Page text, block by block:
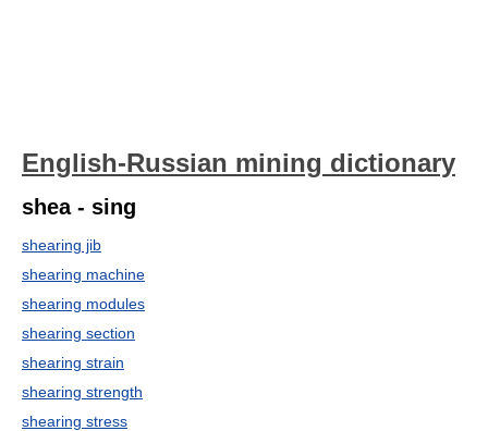
English-Russian mining dictionary
shea - sing
shearing jib
shearing machine
shearing modules
shearing section
shearing strain
shearing strength
shearing stress